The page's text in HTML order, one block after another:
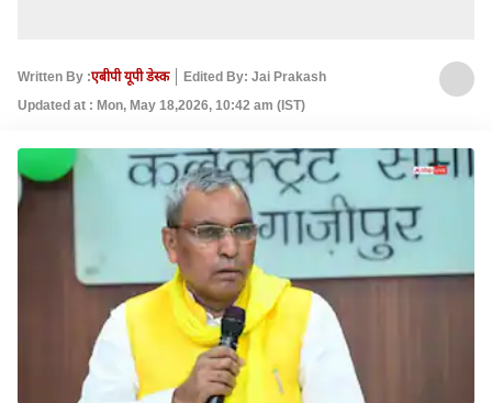
Written By :एबीपी यूपी डेस्क
Edited By: Jai Prakash
Updated at : Mon, May 18,2026, 10:42 am (IST)